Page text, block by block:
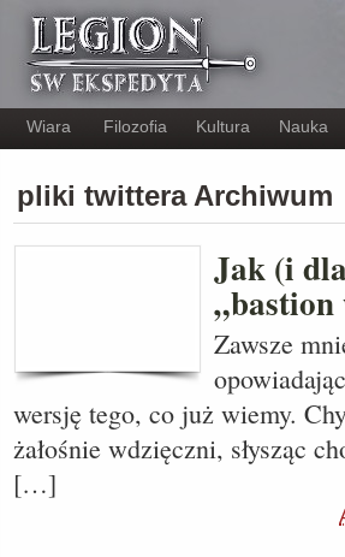
Wiara Filozofia Kultura Nauka
pliki twittera Archiwum
Jak (i
„bastion
Zawsze
wersję tego, co już wiemy.
żałośnie wdzięczni, słysząc
[…]